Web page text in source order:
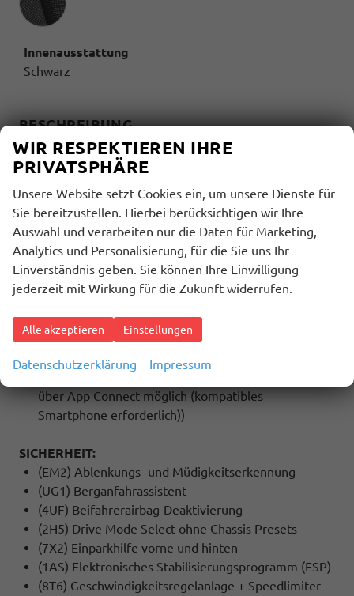
Innenausstattung
Schwarz
BESCHREIBUNG
HIGHLIGHTS:
(9AK) Klimaautomatik (Climatronic mit
Stauluftregelung)
(4A3) Sitzheizung für Vordersitze
(QR9) Verkehrszeichenerkennung
(6I1) Spurhalteassistent - Lane Assist (ohne
HOD)
(KA2) Rückfahrkamera
MULTIMEDIA UND KOMMUNIKATION:
(9ZX) Bluetooth
(QV3) DAB - Digitaler Radioempfang
über App Connect möglich (kompatibles
Smartphone erforderlich))
SICHERHEIT:
(EM2) Ablenkungs- und Müdigkeitserkennung
(UG1) Berganfahrassistent
(4UF) Beifahrerairbag-Deaktivierung
(2H5) Drive Mode Select ohne Chassis Presets
(7X2) Einparkhilfe vorne und hinten
(1AS) Elektronisches Stabilisierungsprogramm (ESP)
(8T6) Geschwindigkeitsregelanlage + Speedlimiter
WIR RESPEKTIEREN IHRE
PRIVATSPHÄRE
Unsere Website setzt Cookies ein, um unsere Dienste für
Sie bereitzustellen. Hierbei berücksichtigen wir Ihre
Auswahl und verarbeiten nur die Daten für Marketing,
Analytics und Personalisierung, für die Sie uns Ihr
Einverständnis geben. Sie können Ihre Einwilligung
jederzeit mit Wirkung für die Zukunft widerrufen.
Alle akzeptieren Einstellungen
Datenschutzerklärung Impressum